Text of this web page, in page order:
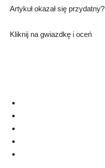
Artykuł okazał się przydatny?
Kliknij na gwiazdkę i oceń